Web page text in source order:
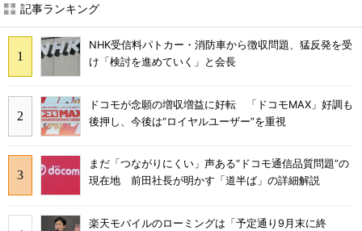
記事ランキング
NHK受信料パトカー・消防車から徴収問題、猛反発を受
け「検討を進めていく」と会長
ドコモが念願の増収増益に好転 「ドコモMAX」好調も
後押し、今後は“ロイヤルユーザー”を重視
まだ「つながりにくい」声ある“ドコモ通信品質問題”の
現在地 前田社長が明かす「道半ば」の詳細解説
楽天モバイルのローミングは「予定通り9月末に終